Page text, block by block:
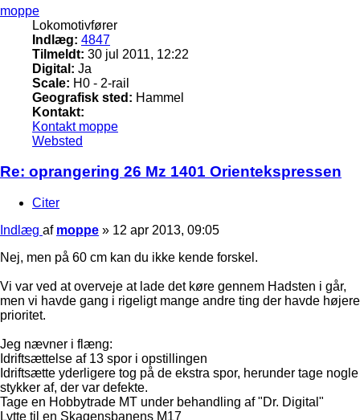
moppe
Lokomotivfører
Indlæg: 4847
Tilmeldt: 30 jul 2011, 12:22
Digital: Ja
Scale: H0 - 2-rail
Geografisk sted: Hammel
Kontakt:
Kontakt moppe
Websted
Re: oprangering 26 Mz 1401 Orientekspressen
Citer
Indlæg af moppe » 12 apr 2013, 09:05
Nej, men på 60 cm kan du ikke kende forskel.
Vi var ved at overveje at lade det køre gennem Hadsten i går,
men vi havde gang i rigeligt mange andre ting der havde højere
prioritet.
Jeg nævner i flæng:
Idriftsættelse af 13 spor i opstillingen
Idriftsætte yderligere tog på de ekstra spor, herunder tage nogle
stykker af, der var defekte.
Tage en Hobbytrade MT under behandling af "Dr. Digital"
Lytte til en Skagensbanens M17